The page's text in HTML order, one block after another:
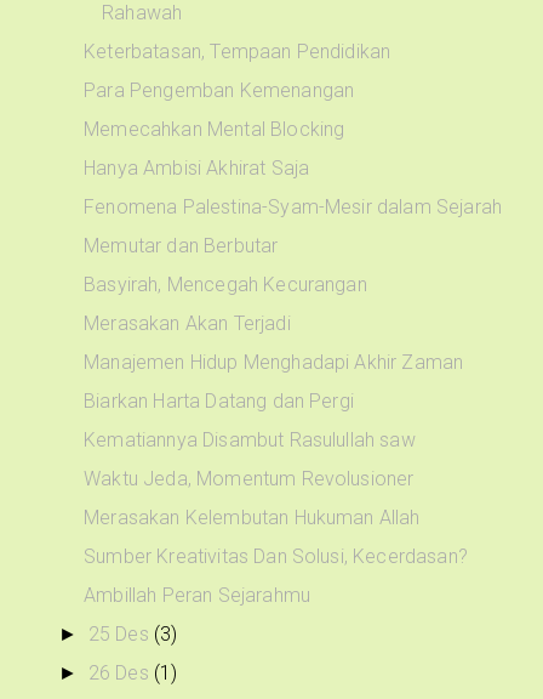
Rahawah
Keterbatasan, Tempaan Pendidikan
Para Pengemban Kemenangan
Memecahkan Mental Blocking
Hanya Ambisi Akhirat Saja
Fenomena Palestina-Syam-Mesir dalam Sejarah
Memutar dan Berbutar
Basyirah, Mencegah Kecurangan
Merasakan Akan Terjadi
Manajemen Hidup Menghadapi Akhir Zaman
Biarkan Harta Datang dan Pergi
Kematiannya Disambut Rasulullah saw
Waktu Jeda, Momentum Revolusioner
Merasakan Kelembutan Hukuman Allah
Sumber Kreativitas Dan Solusi, Kecerdasan?
Ambillah Peran Sejarahmu
► 25 Des (3)
► 26 Des (1)